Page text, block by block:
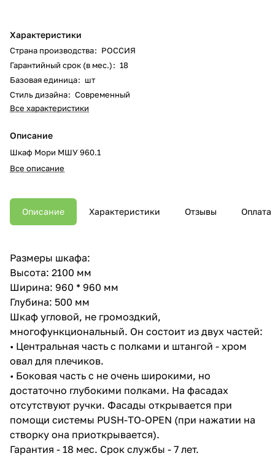
Характеристики
Страна производства: РОССИЯ
Гарантийный срок (в мес.): 18
Базовая единица: шт
Стиль дизайна: Современный
Все характеристики
Описание
Шкаф Мори МШУ 960.1
Все описание
Описание Характеристики Отзывы Оплата
Размеры шкафа:
Высота: 2100 мм
Ширина: 960 * 960 мм
Глубина: 500 мм
Шкаф угловой, не громоздкий,
многофункциональный. Он состоит из двух частей:
• Центральная часть с полками и штангой - хром
овал для плечиков.
• Боковая часть с не очень широкими, но
достаточно глубокими полками. На фасадах
отсутствуют ручки. Фасады открывается при
помощи системы PUSH-TO-OPEN (при нажатии на
створку она приоткрывается).
Гарантия - 18 мес. Срок службы - 7 лет.